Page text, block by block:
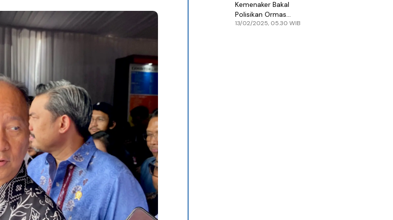
Investasi
Kemenaker Bakal
Polisikan Ormas
Bergaya Preman
13/02/2025, 05.30 WIB